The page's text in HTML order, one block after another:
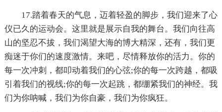
17.踏着春天的气息，迈着轻盈的脚步，我们迎来了心
仪已久的运动会。这里就是展示自我的舞台。我们向往高
山的坚忍不拔，我们渴望大海的博大精深，还有，我们更
痴迷于你们的速度激情。来吧，尽情释放你的活力。你的
每一次冲刺，都叩动着我们的心弦;你的每一次跨越，都吸
引着我们的视线;你的每一次起跳，都绷紧我们的神经。我
们为你呐喊，我们为你自豪，我们为你疯狂。